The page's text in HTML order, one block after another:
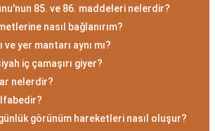
85. ve 86. maddeleri nelerdir?
nasıl bağlanırım?
yer mantarı aynı mı?
iç çamaşırı giyer?
nelerdir?
görünüm hareketleri nasıl oluşur?